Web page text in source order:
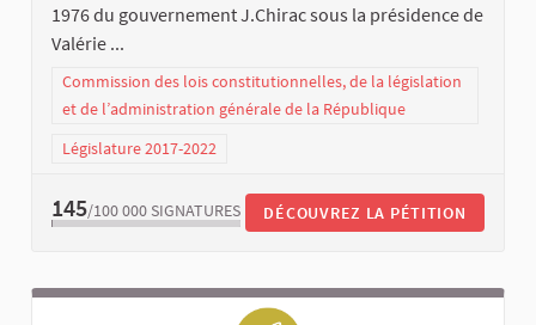
1976 du gouvernement J.Chirac sous la présidence de
Valérie ...
Commission des lois constitutionnelles, de la législation
et de l’administration générale de la République
Législature 2017-2022
145/100 000 SIGNATURES DÉCOUVREZ LA PÉTITION